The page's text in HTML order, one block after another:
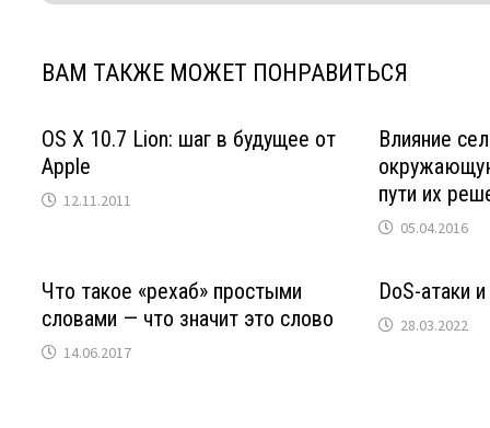
ВАМ ТАКЖЕ МОЖЕТ ПОНРАВИТЬСЯ
OS X 10.7 Lion: шаг в будущее от
Apple
12.11.2011
Влияние
пути их
05.04.2016
Что такое «рехаб» простыми
словами — что значит это слово
14.06.2017
DoS-атаки
28.03.2022